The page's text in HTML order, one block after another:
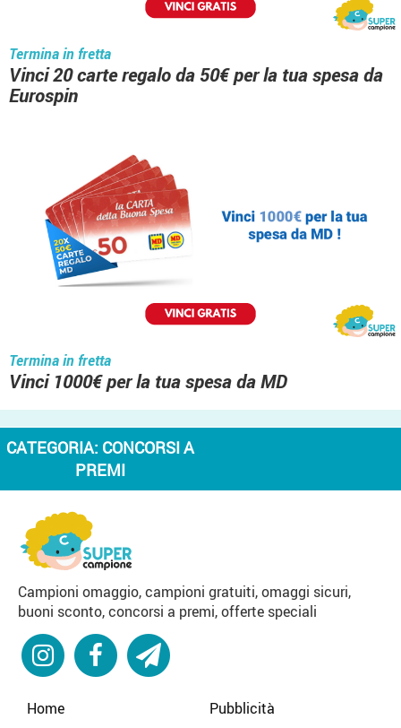
Termina in fretta
Vinci 20 carte regalo da 50€ per la tua spesa da
Eurospin
Termina in fretta
Vinci 1000€ per la tua spesa da MD
CATEGORIA: CONCORSI A
PREMI
Campioni omaggio, campioni gratuiti, omaggi sicuri,
buoni sconto, concorsi a premi, offerte speciali
Home
Pubblicità